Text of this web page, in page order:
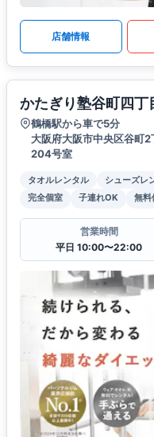
店舗情報
かたぎり塾谷町四丁
鶴橋駅から車で5分
大阪府大阪市中央区谷町
204号室
タオルレンタル シューズレ
完全個室
子連れOK 無料
営業時間
平日 10:00〜22:00